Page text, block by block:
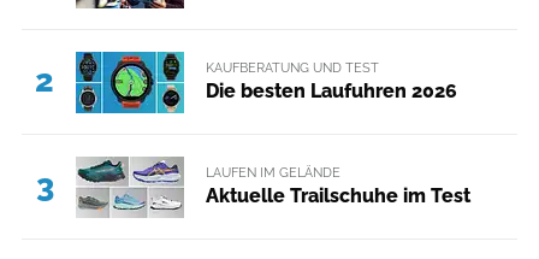
2 KAUFBERATUNG UND TEST
Die besten Laufuhren 2026
3 LAUFEN IM GELÄNDE
Aktuelle Trailschuhe im Test